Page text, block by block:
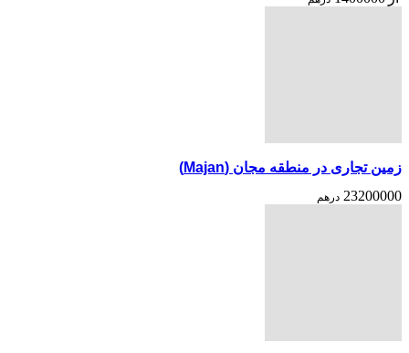
زمین تجاری در منطقه مجان (Majan)
23200000 درهم